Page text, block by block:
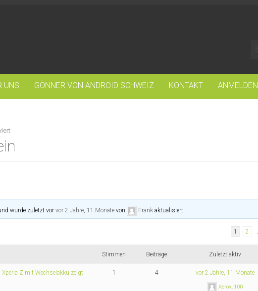
UNS GÖNNER VON ANDROID SCHWEIZ KONTAKT ANMELDEN
wurde zuletzt vorvor 2 Jahre, 11 Monate von Frank aktualisiert.
1 2
Stimmen Beiträge Zuletzt aktiv
Z mit Wechselakku zeigt
1 4 vor 2 Jahre, 11 Monate
Aerox_100